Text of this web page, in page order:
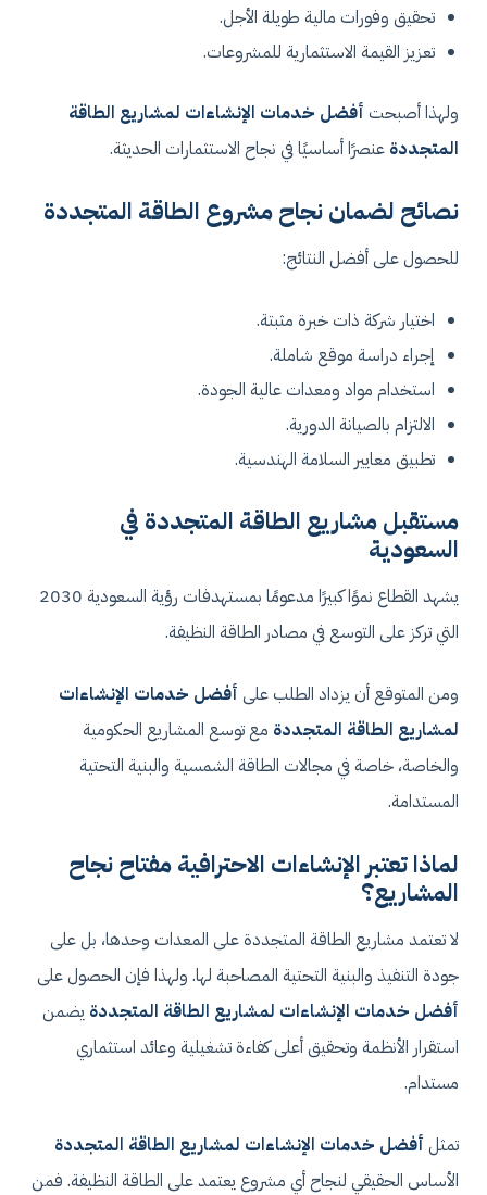
تحقيق وفورات مالية طويلة الأجل.
تعزيز القيمة الاستثمارية للمشروعات.
ولهذا أصبحت أفضل خدمات الإنشاءات لمشاريع الطاقة
المتجددة عنصرًا أساسيًا في نجاح الاستثمارات الحديثة.
نصائح لضمان نجاح مشروع الطاقة المتجددة
للحصول على أفضل النتائج:
اختيار شركة ذات خبرة مثبتة.
إجراء دراسة موقع شاملة.
استخدام مواد ومعدات عالية الجودة.
الالتزام بالصيانة الدورية.
تطبيق معايير السلامة الهندسية.
مستقبل مشاريع الطاقة المتجددة في
السعودية
يشهد القطاع نموًا كبيرًا مدعومًا بمستهدفات رؤية السعودية 2030
التي تركز على التوسع في مصادر الطاقة النظيفة.
ومن المتوقع أن يزداد الطلب على أفضل خدمات الإنشاءات
لمشاريع الطاقة المتجددة مع توسع المشاريع الحكومية
والخاصة، خاصة في مجالات الطاقة الشمسية والبنية التحتية
المستدامة.
لماذا تعتبر الإنشاءات الاحترافية مفتاح نجاح
المشاريع؟
لا تعتمد مشاريع الطاقة المتجددة على المعدات وحدها، بل على
جودة التنفيذ والبنية التحتية المصاحبة لها. ولهذا فإن الحصول على
أفضل خدمات الإنشاءات لمشاريع الطاقة المتجددة يضمن
استقرار الأنظمة وتحقيق أعلى كفاءة تشغيلية وعائد استثماري
مستدام.
تمثل أفضل خدمات الإنشاءات لمشاريع الطاقة المتجددة
الأساس الحقيقي لنجاح أي مشروع يعتمد على الطاقة النظيفة. فمن